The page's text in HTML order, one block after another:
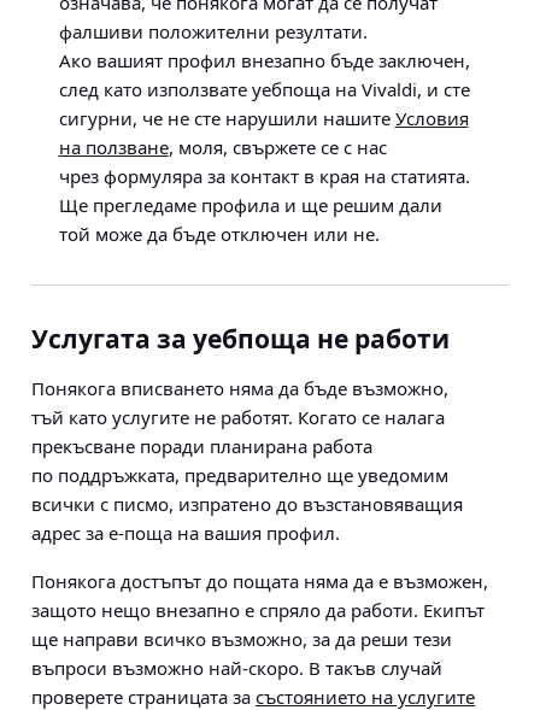
фалшиви положителни резултати.
Ако вашият профил внезапно бъде заключен,
след като използвате уебпоща на Vivaldi, и сте
сигурни, че не сте нарушили нашите Условия
на ползване, моля, свържете се с нас
чрез формуляра за контакт в края на статията.
Ще прегледаме профила и ще решим дали
той може да бъде отключен или не.
Услугата за уебпоща не работи
Понякога вписването няма да бъде възможно,
тъй като услугите не работят. Когато се налага
прекъсване поради планирана работа
по поддръжката, предварително ще уведомим
всички с писмо, изпратено до възстановяващия
адрес за е-поща на вашия профил.
Понякога достъпът до пощата няма да е възможен,
защото нещо внезапно е спряло да работи. Екипът
ще направи всичко възможно, за да реши тези
въпроси възможно най-скоро. В такъв случай
проверете страницата за състоянието на услугите